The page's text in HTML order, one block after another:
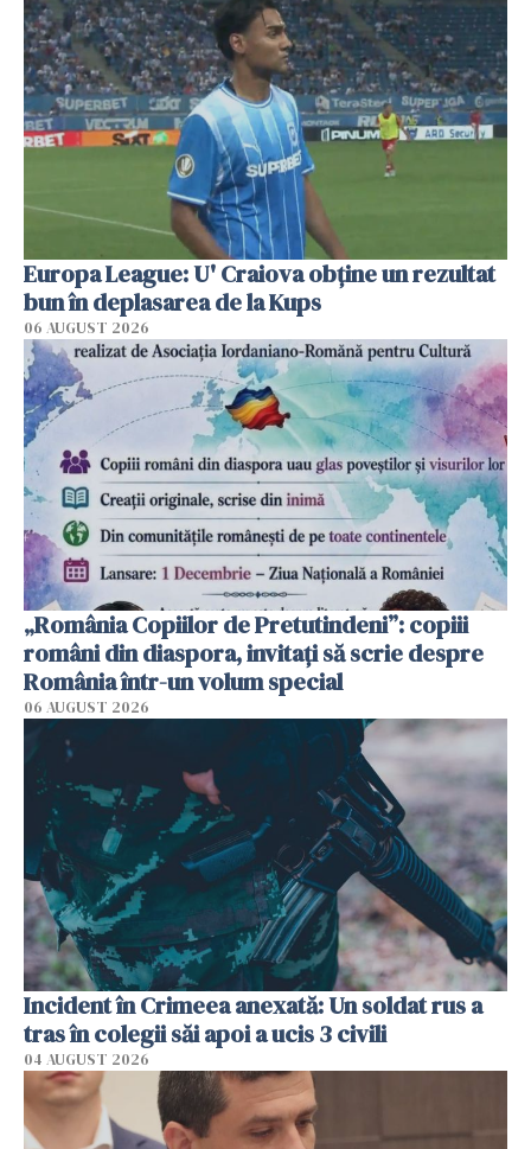
Europa League: U' Craiova obține un rezultat
bun în deplasarea de la Kups
06 AUGUST 2026
„România Copiilor de Pretutindeni”: copiii
români din diaspora, invitați să scrie despre
România într-un volum special
06 AUGUST 2026
Incident în Crimeea anexată: Un soldat rus a
tras în colegii săi apoi a ucis 3 civili
04 AUGUST 2026